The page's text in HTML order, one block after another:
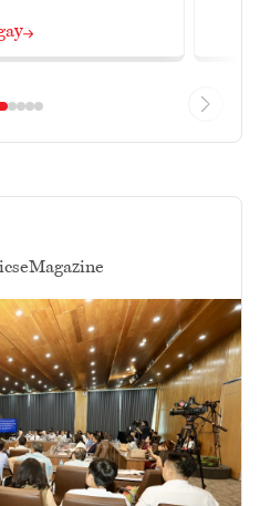
eMagazine